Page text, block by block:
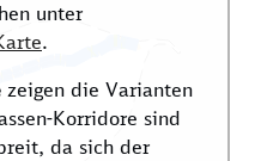
unter
.
zeigen die Varianten
Korridore sind
da sich der